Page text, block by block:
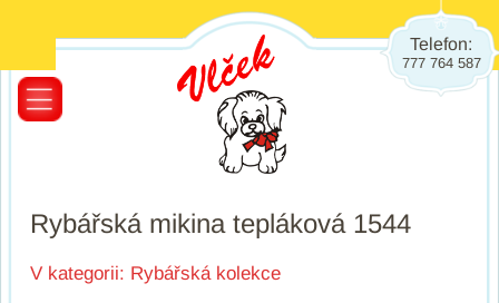
Telefon:
777 764 587
Rybářská mikina tepláková 1544
V kategorii: Rybářská kolekce